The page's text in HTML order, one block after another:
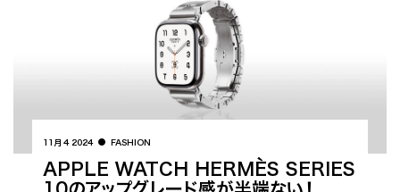
11月 4 2024 FASHION
APPLE WATCH HERMÈS SERIES
10のアップグレード感が半端ない！